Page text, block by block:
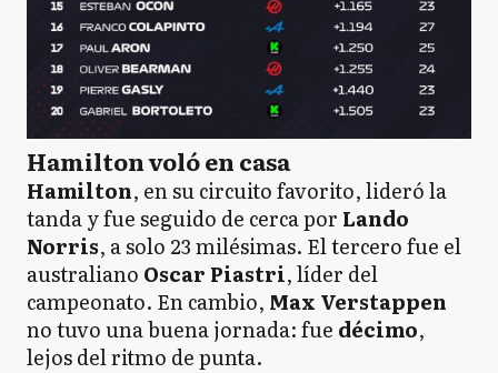
Hamilton voló en casa
Hamilton, en su circuito favorito, lideró la
tanda y fue seguido de cerca por Lando
Norris, a solo 23 milésimas. El tercero fue el
australiano Oscar Piastri, líder del
campeonato. En cambio, Max Verstappen
no tuvo una buena jornada: fue décimo,
lejos del ritmo de punta.